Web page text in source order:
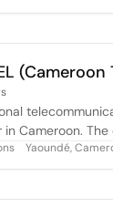
quality while
Cameroon.
including:
Access) network;
Yaoundé,